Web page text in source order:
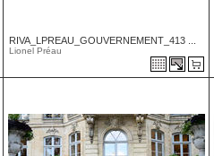
RIVA_LPREAU_GOUVERNEMENT_413 ...
Lionel Préau